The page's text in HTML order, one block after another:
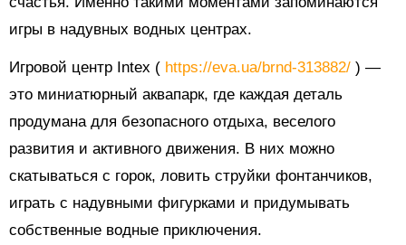
игры в надувных водных центрах.
Игровой центр Intex ( https://eva.ua/brnd-313882/ ) —
это миниатюрный аквапарк, где каждая деталь
продумана для безопасного отдыха, веселого
развития и активного движения. В них можно
скатываться с горок, ловить струйки фонтанчиков,
играть с надувными фигурками и придумывать
собственные водные приключения.